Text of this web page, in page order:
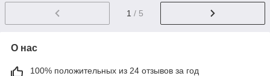
1 / 5
О нас
100% положительных из 24 отзывов за год